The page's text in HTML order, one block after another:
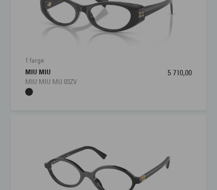
Størrelse:
1 farge
MIU MIU
MIU MIU MU 03ZV
5 710,00